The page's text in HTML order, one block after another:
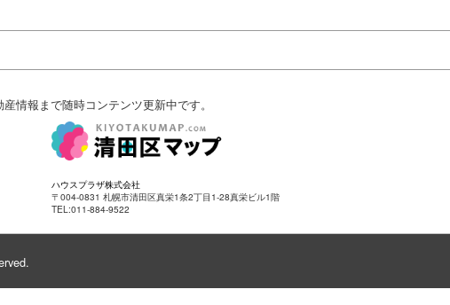
情報まで随時コンテンツ更新中です。
ハウスプラザ株式会社
〒004-0831 札幌市清田区真栄1条2丁目1-28真栄ビル1階
TEL:011-884-9522